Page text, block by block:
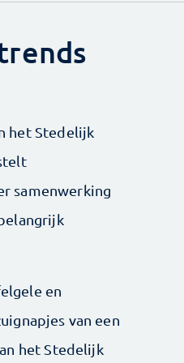
het Stedelijk
samenwerking
en
van een
het Stedelijk